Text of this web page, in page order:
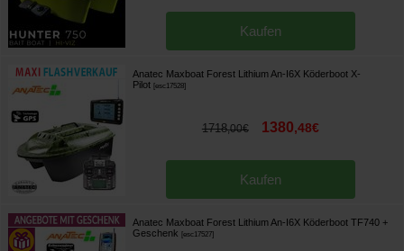
Kaufen
Anatec Maxboat Forest Lithium An-I6X Köderboot X-
Pilot [esc17528]
1718,00€ 1380,48€
Kaufen
Anatec Maxboat Forest Lithium An-I6X Köderboot TF740 +
Geschenk
[esc17527]